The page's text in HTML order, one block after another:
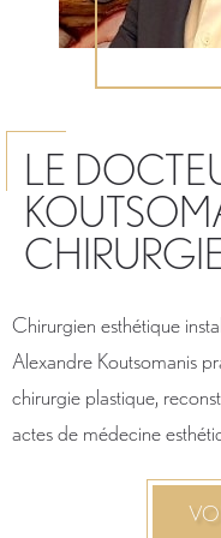
LE
Chirurgien esthétique
Alexandre Koutsomanis
chirurgie plastique,
actes de médecine